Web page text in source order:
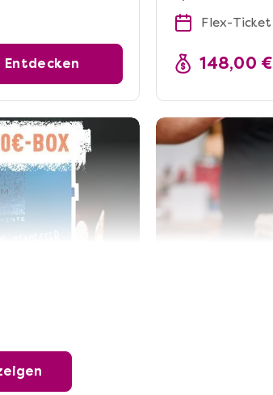
Entdecken
Flex-Ticket
148,00 €
Events -